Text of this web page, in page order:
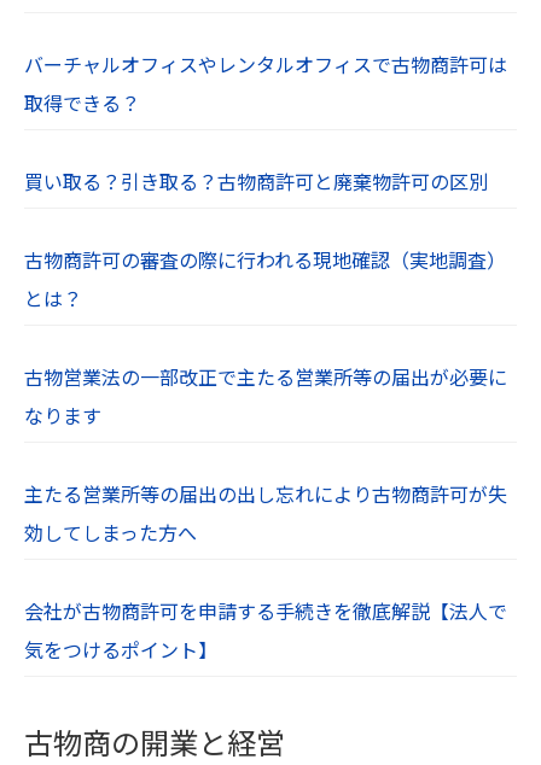
バーチャルオフィスやレンタルオフィスで古物商許可は
取得できる？
買い取る？引き取る？古物商許可と廃棄物許可の区別
古物商許可の審査の際に行われる現地確認（実地調査）
とは？
古物営業法の一部改正で主たる営業所等の届出が必要に
なります
主たる営業所等の届出の出し忘れにより古物商許可が失
効してしまった方へ
会社が古物商許可を申請する手続きを徹底解説【法人で
気をつけるポイント】
古物商の開業と経営